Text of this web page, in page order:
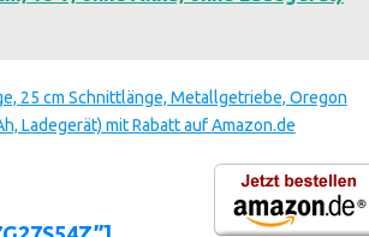
25 cm Schnittlänge, Metallgetriebe, Oregon
Ladegerät) mit Rabatt auf Amazon.de